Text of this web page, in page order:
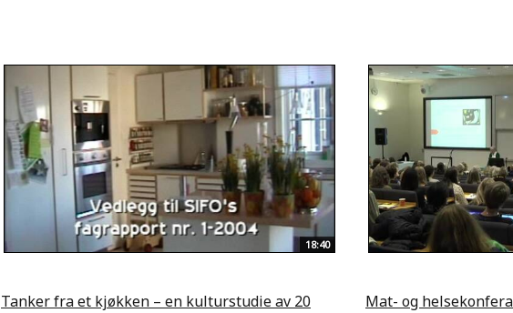
18:40
Tanker fra et kjøkken – en kulturstudie av 20
Mat- og